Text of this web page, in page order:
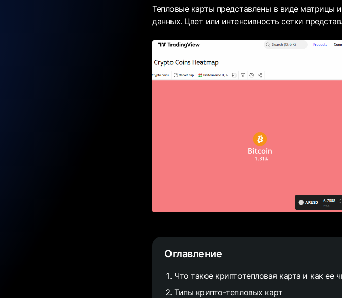
Тепловые карты представлены в виде матрицы
данных. Цвет или интенсивность сетки
Оглавление
Что такое криптотепловая карта и как ее
Типы крипто-тепловых карт